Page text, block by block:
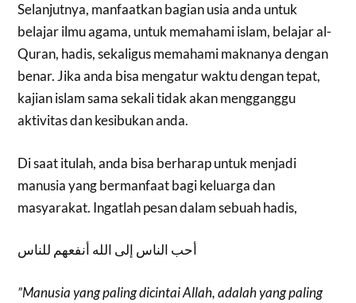
Selanjutnya, manfaatkan bagian usia anda untuk
belajar ilmu agama, untuk memahami islam, belajar al-
Quran, hadis, sekaligus memahami maknanya dengan
benar. Jika anda bisa mengatur waktu dengan tepat,
kajian islam sama sekali tidak akan mengganggu
aktivitas dan kesibukan anda.
Di saat itulah, anda bisa berharap untuk menjadi
manusia yang bermanfaat bagi keluarga dan
masyarakat. Ingatlah pesan dalam sebuah hadis,
أحب الناس إلى الله أنفعهم للناس
”Manusia yang paling dicintai Allah, adalah yang paling